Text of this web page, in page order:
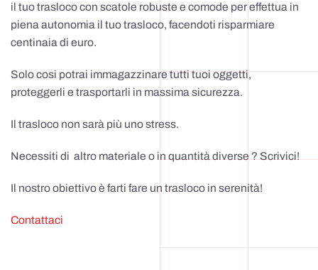
il tuo trasloco con scatole robuste e comode per effettua in
piena autonomia il tuo trasloco, facendoti risparmiare
centinaia di euro.
Solo cosi potrai immagazzinare tutti tuoi oggetti,
proteggerli e trasportarli in massima sicurezza.
Il trasloco non sarà più uno stress.
Necessiti di altro materiale o in quantità diverse ? Scrivici!
Il nostro obiettivo è farti fare un trasloco in serenità!
Contattaci